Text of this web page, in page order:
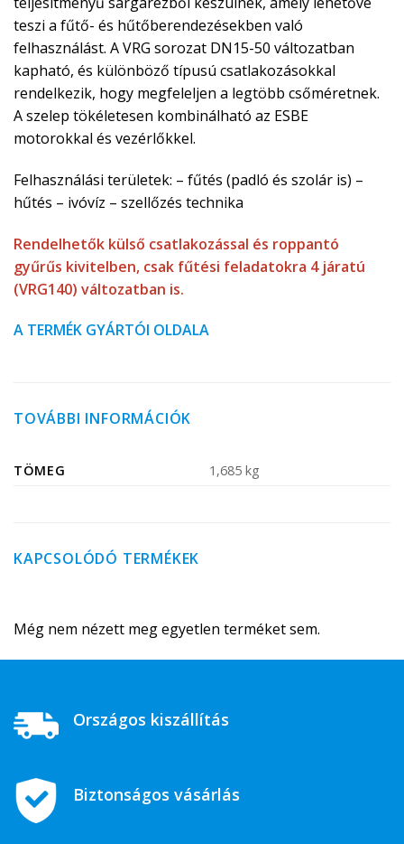
teszi a fűtő- és hűtőberendezésekben való
felhasználást. A VRG sorozat DN15-50 változatban
kapható, és különböző típusú csatlakozásokkal
rendelkezik, hogy megfeleljen a legtöbb csőméretnek.
A szelep tökéletesen kombinálható az ESBE
motorokkal és vezérlőkkel.
Felhasználási területek: – fűtés (padló és szolár is) –
hűtés – ivóvíz – szellőzés technika
Rendelhetők külső csatlakozással és roppantó
gyűrűs kivitelben, csak fűtési feladatokra 4 járatú
(VRG140) változatban is.
A TERMÉK GYÁRTÓI OLDALA
TOVÁBBI INFORMÁCIÓK
TÖMEG 1,685 kg
KAPCSOLÓDÓ TERMÉKEK
Még nem nézett meg egyetlen terméket sem.
Országos kiszállítás
Biztonságos vásárlás